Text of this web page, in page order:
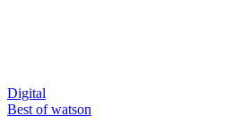
Digital
Best of watson